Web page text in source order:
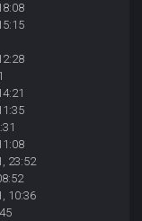
23:52
10:36